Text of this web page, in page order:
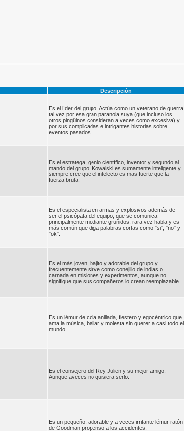
Descripción
Es el líder del grupo. Actúa como un veterano de guerra
tal vez por esa gran paranoia suya (que incluso los
otros pingüinos consideran a veces como excesiva) y
por sus complicadas e intrigantes historias sobre
eventos pasados.
Es el estratega, genio científico, inventor y segundo al
mando del grupo. Kowalski es sumamente inteligente y
siempre cree que el intelecto es más fuerte que la
fuerza bruta.
Es el especialista en armas y explosivos además de
ser el psicópata del equipo, que se comunica
principalmente mediante gruñidos, rara vez habla y es
más común que diga palabras cortas como "si", "no" y
"ok".
Es el más joven, bajito y adorable del grupo y
frecuentemente sirve como conejillo de indias o
carnada en misiones y experimentos, aunque no
signifique que sus compañeros lo crean reemplazable.
Es un lémur de cola anillada, fiestero y egocéntrico que
ama la música, bailar y molesta sin querer a casi todo el
mundo.
Es el consejero del Rey Julien y su mejor amigo.
Aunque aveces no quisiera serlo.
Es un pequeño, adorable y a veces irritante lémur ratón
de Goodman propenso a los accidentes.